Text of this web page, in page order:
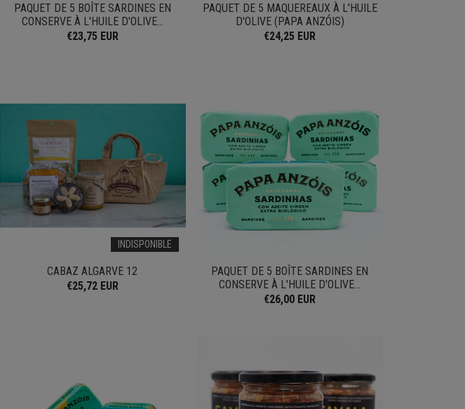
PAQUET DE 5 BOÎTE SARDINES EN
CONSERVE À L'HUILE D'OLIVE...
€23,75 EUR
PAQUET DE 5 MAQUEREAUX À L'HUILE
D'OLIVE (PAPA ANZÓIS)
€24,25 EUR
INDISPONIBLE
CABAZ ALGARVE 12
€25,72 EUR
PAQUET DE 5 BOÎTE SARDINES EN
CONSERVE À L'HUILE D'OLIVE...
€26,00 EUR